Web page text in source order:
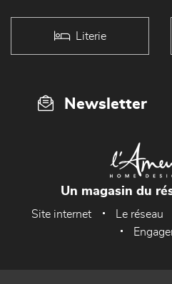
Literie
Newsletter
Un magasin du
Site internet Le réseau